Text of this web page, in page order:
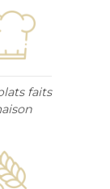
faits